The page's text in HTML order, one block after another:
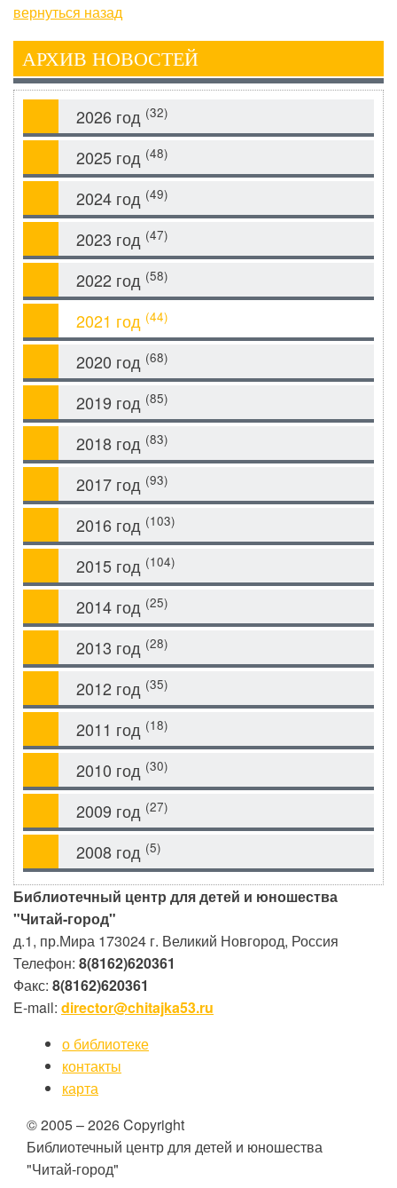
вернуться назад
АРХИВ НОВОСТЕЙ
2026 год (32)
2025 год (48)
2024 год (49)
2023 год (47)
2022 год (58)
2021 год (44)
2020 год (68)
2019 год (85)
2018 год (83)
2017 год (93)
2016 год (103)
2015 год (104)
2014 год (25)
2013 год (28)
2012 год (35)
2011 год (18)
2010 год (30)
2009 год (27)
2008 год (5)
Библиотечный центр для детей и юношества
"Читай-город"
д.1, пр.Мира 173024 г. Великий Новгород, Россия
Телефон: 8(8162)620361
Факс: 8(8162)620361
E-mail: director@chitajka53.ru
о библиотеке
контакты
карта
© 2005 – 2026 Copyright
Библиотечный центр для детей и юношества
"Читай-город"